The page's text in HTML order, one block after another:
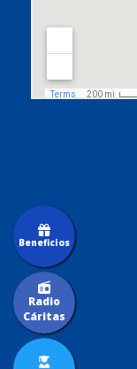
Radio
Cáritas
Beneficios